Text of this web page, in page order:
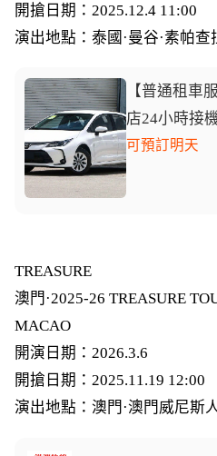
開搶日期：2025.12.4 11:00
演出地點：泰國·曼谷·素帕查
【普通租車
店24小時接
可預訂明天
TREASURE
澳門·2025-26 TREASURE
MACAO
開演日期：2026.3.6
開搶日期：2025.11.19 12:00
演出地點：澳門·澳門威尼斯